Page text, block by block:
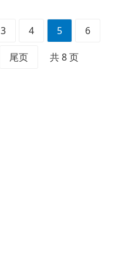
3 4 5 6
尾页 共 8 页